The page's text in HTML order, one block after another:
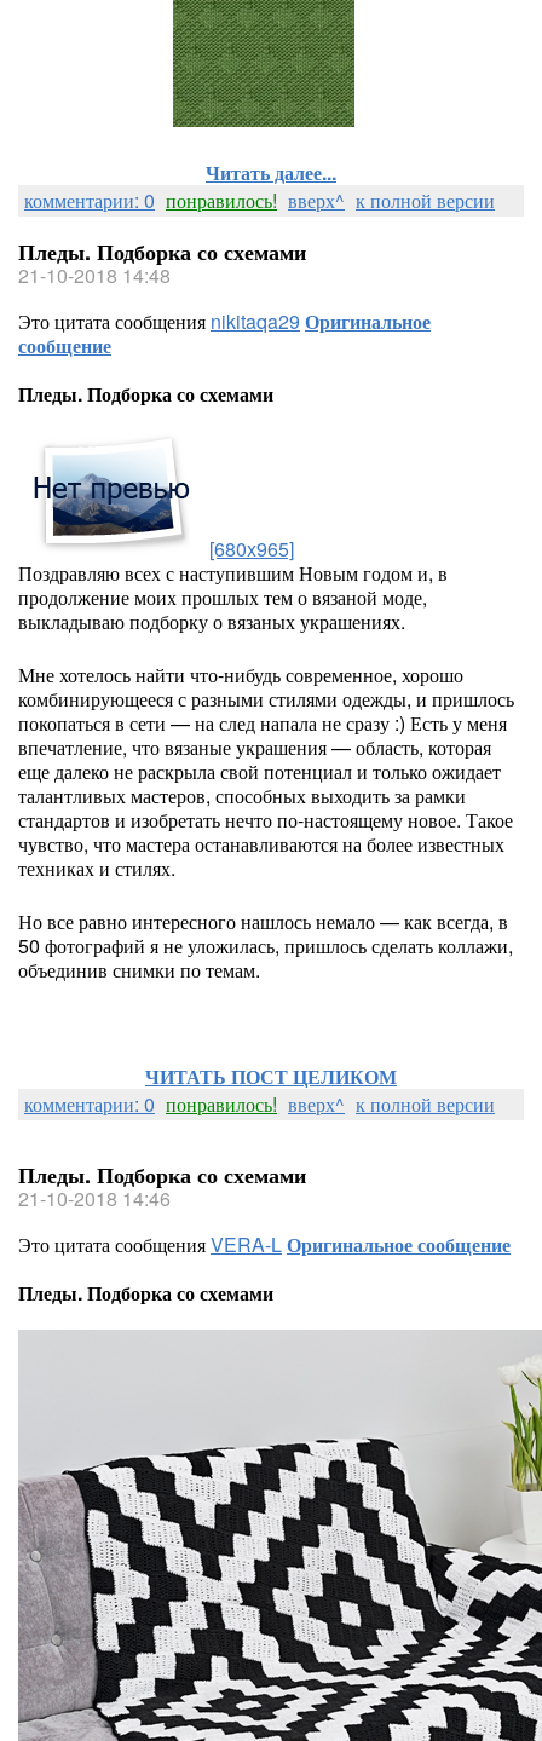
Читать далее...
комментарии: 0 понравилось! вверх^ к полной версии
Пледы. Подборка со схемами
21-10-2018 14:48
Это цитата сообщения nikitaqa29 Оригинальное
сообщение
Пледы. Подборка со схемами
[680x965]
Поздравляю всех с наступившим Новым годом и, в
продолжение моих прошлых тем о вязаной моде,
выкладываю подборку о вязаных украшениях.
Мне хотелось найти что-нибудь современное, хорошо
комбинирующееся с разными стилями одежды, и пришлось
покопаться в сети — на след напала не сразу :) Есть у меня
впечатление, что вязаные украшения — область, которая
еще далеко не раскрыла свой потенциал и только ожидает
талантливых мастеров, способных выходить за рамки
стандартов и изобретать нечто по-настоящему новое. Такое
чувство, что мастера останавливаются на более известных
техниках и стилях.
Но все равно интересного нашлось немало — как всегда, в
50 фотографий я не уложилась, пришлось сделать коллажи,
объединив снимки по темам.
ЧИТАТЬ ПОСТ ЦЕЛИКОМ
комментарии: 0 понравилось! вверх^ к полной версии
Пледы. Подборка со схемами
21-10-2018 14:46
Это цитата сообщенияVERA-LОригинальное сообщение
Пледы. Подборка со схемами